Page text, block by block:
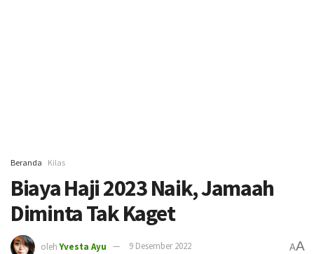
Beranda Kilas
Biaya Haji 2023 Naik, Jamaah
Diminta Tak Kaget
oleh Yvesta Ayu 9 Desember 2022 AA